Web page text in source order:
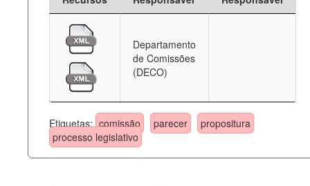
Departamento
de Comissões
(DECO)
Etiquetas: comissão parecer
propositura
processo legislativo